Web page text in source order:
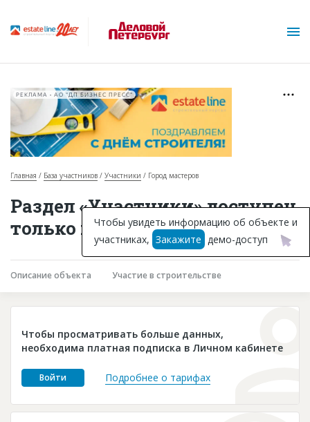
Горячие объекты
База строящихся объектов
Инвестпроекты
Глоссарий
Платные услуги
Пресс-релизы
РЕКЛАМА • АО "ДП БИЗНЕС ПРЕСС"
Главная База участников Участники Город мастеров
Раздел «Участники» доступен
только подписчикам
Описание объекта Участие в строительстве
Чтобы просматривать больше данных,
необходима платная подписка в Личном кабинете
Войти Подробнее о тарифах
Чтобы увидеть информацию об объекте и
участниках, Закажите демо-доступ